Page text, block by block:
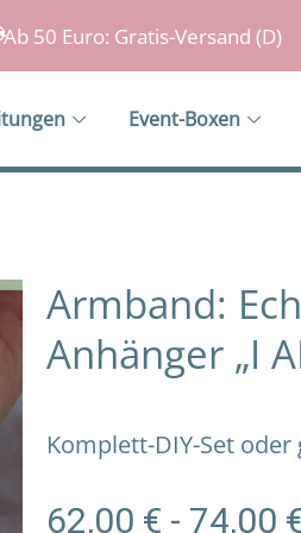
Ab 50 Euro: Gratis-Versand (D)
Event-Boxen
Armband:
Anhänger „I
Komplett-DIY-Set
62,00 € - 74,00